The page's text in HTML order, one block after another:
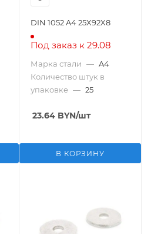
DIN 1052 A4 25X92X8
Под заказ к 29.08
Марка стали — A4
Количество штук в
упаковке — 25
23.64 BYN/шт
В КОРЗИНУ